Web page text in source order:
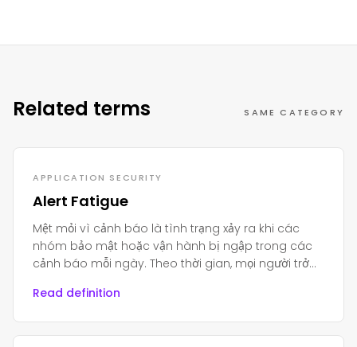
Related terms SAME CATEGORY
APPLICATION SECURITY
Alert Fatigue
Mệt mỏi vì cảnh báo là tình trạng xảy ra khi các
nhóm bảo mật hoặc vận hành bị ngập trong các
cảnh báo mỗi ngày. Theo thời gian, mọi người trở
Read definition